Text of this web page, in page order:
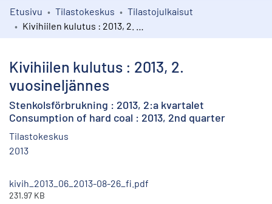
Kokoelmat
Etusivu Tilastokeskus
Tilastojulkaisut
Kivihiilen kulutus : 2013, 2.
vuosineljännes
Stenkolsförbrukning : 2013, 2:a kvartalet
Consumption of hard coal : 2013, 2nd quarter
Tilastokeskus
2013
kivih_2013_06_2013-08-26_fi.pdf
231.97 KB